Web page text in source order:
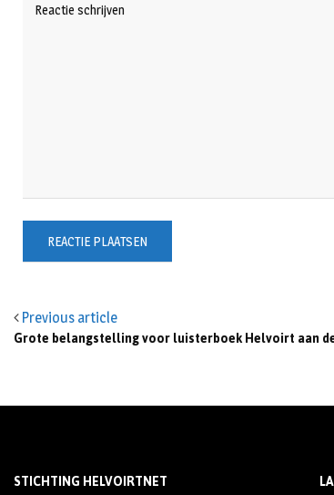
Previous article
Grote belangstelling voor luisterboek Helvoirt aan
STICHTING HELVOIRTNET